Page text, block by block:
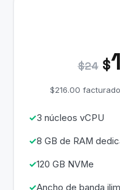
$24 $
$216.00
3 núcleos vCPU
8 GB de RAM
120 GB NVMe
Ancho de banda